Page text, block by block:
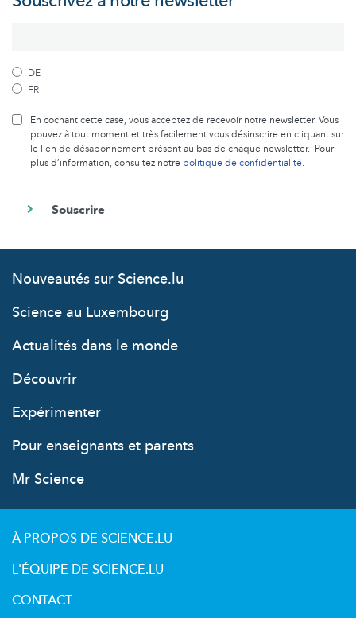
DE
FR
En cochant cette case, vous acceptez de recevoir notre newsletter. Vous
pouvez à tout moment et très facilement vous désinscrire en cliquant sur
le lien de désabonnement présent au bas de chaque newsletter. Pour
plus d’information, consultez notre politique de confidentialité.
Nouveautés sur Science.lu
Science au Luxembourg
Actualités dans le monde
Découvrir
Expérimenter
Pour enseignants et parents
Mr Science
À PROPOS DE SCIENCE.LU
L'ÉQUIPE DE SCIENCE.LU
CONTACT